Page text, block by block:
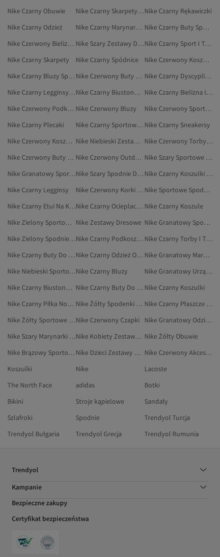
Nike Czarny Obuwie
Nike Czarny Skarpety SportoweNike Czarny Rękawiczki
Nike Czarny Odzież
Nike Czarny Marynarki I Kamizelki
Nike Czarny Buty Sportowe
Nike Czerwony Bielizna I Piżamy
Nike Szary Zestawy Dresowe
Nike Czarny Sport I Turystyka
Nike Czarny Skarpety
Nike Czarny Spódnice
Nike Czerwony Koszulki Sportowe
Nike Czarny Bluzy Sportowe
Nike Czerwony Buty Do Biegania I Treningu
Nike Czarny Dyscypliny Sportowe
Nike Czarny Legginsy Sportowe
Nike Czarny Biustonosze Sportowe
Nike Czarny Bielizna I Piżamy
Nike Czerwony Podkoszulek Nike Czerwony Bluzy
Nike Czerwony Sportowe Topy Na Ramiączkach
Nike Czarny Plecaki
Nike Czarny Sportowe Topy Na Ramiączkach Nike Czarny Sneakersy
Nike Czerwony Koszulki
Nike Niebieski Zestawy Dresowe
Nike Czerwony Torby I Torebki
Nike Czerwony Buty Do Chodzenia
Nike Czerwony Outdoor
Nike Szary Sportowe Spodnie Dresowe
Nike Granatowy Sportowe Spodnie Dresowe
Nike Szary Spodnie Dresowe
Nike Czarny Koszulki Sportowe
Nike Czarny Legginsy
Nike Czerwony Korki Piłkarskie
Nike Sportowe Spodnie Dresowe
Nike Czarny Etui Na Karty
Nike Czarny Ocieplacze Na Szyję Nike Czarny Koszule
Nike Zielony Sportowe Spodnie Dresowe Nike Zestawy Dresowe
Nike Granatowy Spodnie Dresowe
Nike Zielony Spodnie Dresowe
Nike Czarny Podkoszulek
Nike Czarny Torby I Torebki
Nike Czarny Buty Do Biegania I Treningu
Nike Czarny Odzież Outdoorowa
Nike Granatowy Marynarki Sportowe
Nike Niebieski Sportowe Spodnie DresoweNike Czarny Bluzy
Nike Granatowy Urządzenia Sportowe
Nike Czarny Biustonosze
Nike Czarny Buty Do Chodzenia Nike Czarny Koszulki
Nike Czarny Piłka Nożna
Nike Żółty Spodenki Sportowe
Nike Czarny Płaszcze Przeciwdeszczowe
Nike Żółty Sportowe Spodnie DresoweNike Czerwony Czapki
Nike Granatowy Odzież Sportowa
Nike Szary Marynarki Sportowe
Nike Kobiety Zestawy Dresowe Nike Żółty Obuwie
Nike Brązowy Sportowe Spodnie Dresowe
Nike Dzieci Zestawy Dresowe
Nike Czerwony Akcesoria
Koszulki
Nike
Lacoste
The North Face
adidas
Botki
Bikini
Stroje kąpielowe
Sandały
Szlafroki
Spodnie
Trendyol Turcja
Trendyol Bułgaria
Trendyol Grecja Trendyol Rumunia
Trendyol
Kampanie
Bezpieczne zakupy
Certyfikat bezpieczeństwa